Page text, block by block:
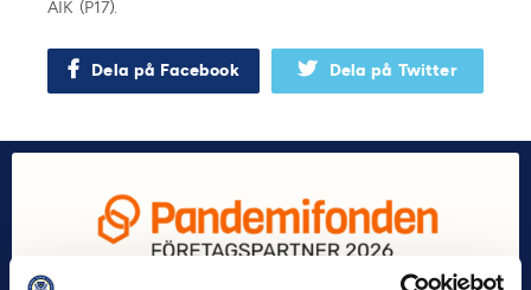
AIK (P17).
Dela på Facebook Dela på Twitter